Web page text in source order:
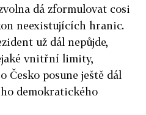
dá zformulovat cosi
neexistujících hranic.
už dál nepůjde,
vnitřní limity,
Česko posune ještě dál
demokratického